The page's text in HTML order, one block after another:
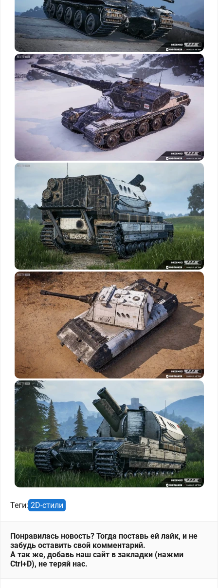
Теги: 2D-стили
Понравилась новость? Тогда поставь ей лайк, и не
забудь оставить свой комментарий.
А так же, добавь наш сайт в закладки (нажми
Ctrl+D), не теряй нас.